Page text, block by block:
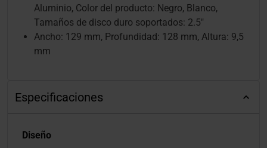
Aluminio, Color del producto: Negro, Blanco,
Tamaños de disco duro soportados: 2.5"
Ancho: 129 mm, Profundidad: 128 mm, Altura: 9,5
mm
Especificaciones
Diseño